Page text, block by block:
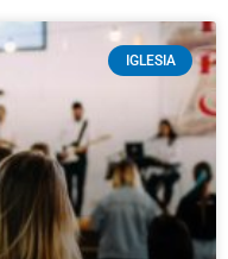
IGLESIA